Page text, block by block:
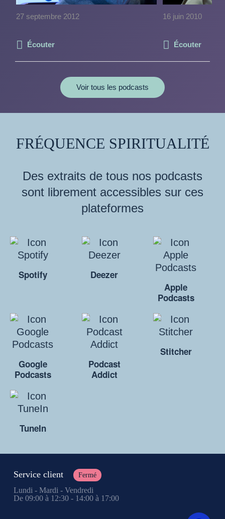
27 septembre 2012
Écouter
16 juin 2010
Écouter
Voir tous les podcasts
FRÉQUENCE SPIRITUALITÉ
Des extraits de tous nos podcasts
sont librement accessibles sur ces
plateformes
Spotify
Deezer
Apple
Podcasts
Google
Podcasts
Podcast
Addict
Stitcher
TuneIn
Service client Fermé
Lundi - Mardi - Vendredi
De 09:00 à 12:30 - 14:00 à 17:00